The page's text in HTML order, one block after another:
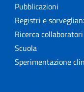
Pubblicazioni
Registri e
Ricerca collaboratori
Scuola
Sperimentazione